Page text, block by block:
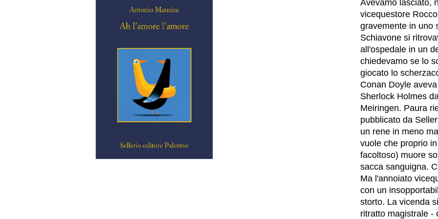
Avevamo lasciato,
vicequestore
gravemente in uno
Schiavone si
all'ospedale in un
chiedevamo se lo
giocato lo
Conan Doyle
Sherlock Holmes
Meiringen. Paura
pubblicato da
un rene in meno
vuole che proprio
facoltoso) muore
sacca sanguigna.
Ma l'annoiato
con un
storto. La vicenda
ritratto magistrale -